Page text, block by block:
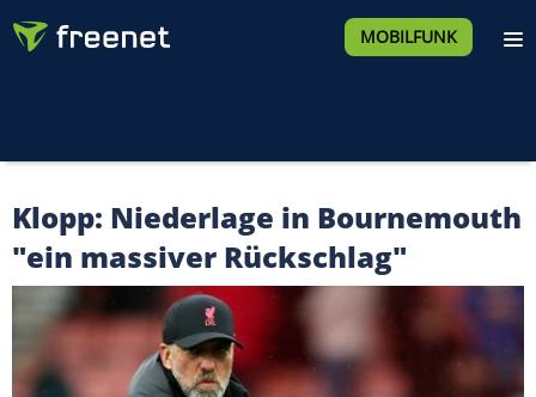
MOBILFUNK
Klopp: Niederlage in Bournemouth
"ein massiver Rückschlag"